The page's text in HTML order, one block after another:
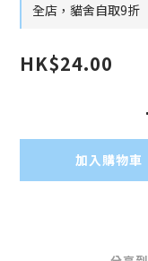
全店，貓舍自取9折
HK$24.00
加入購物車